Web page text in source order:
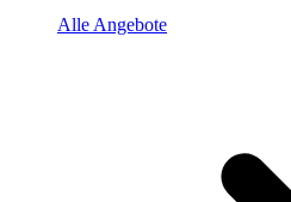
Alle Angebote